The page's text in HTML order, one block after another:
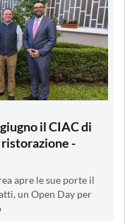
il CIAC di
-
apre le sue porte il
un Open Day per